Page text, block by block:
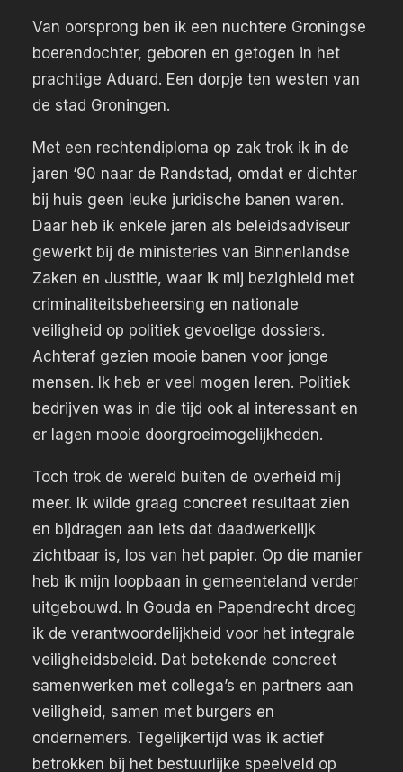
Van oorsprong ben ik een nuchtere Groningse
boerendochter, geboren en getogen in het
prachtige Aduard. Een dorpje ten westen van
de stad Groningen.
Met een rechtendiploma op zak trok ik in de
jaren ‘90 naar de Randstad, omdat er dichter
bij huis geen leuke juridische banen waren.
Daar heb ik enkele jaren als beleidsadviseur
gewerkt bij de ministeries van Binnenlandse
Zaken en Justitie, waar ik mij bezighield met
criminaliteitsbeheersing en nationale
veiligheid op politiek gevoelige dossiers.
Achteraf gezien mooie banen voor jonge
mensen. Ik heb er veel mogen leren. Politiek
bedrijven was in die tijd ook al interessant en
er lagen mooie doorgroeimogelijkheden.
Toch trok de wereld buiten de overheid mij
meer. Ik wilde graag concreet resultaat zien
en bijdragen aan iets dat daadwerkelijk
zichtbaar is, los van het papier. Op die manier
heb ik mijn loopbaan in gemeenteland verder
uitgebouwd. In Gouda en Papendrecht droeg
ik de verantwoordelijkheid voor het integrale
veiligheidsbeleid. Dat betekende concreet
samenwerken met collega’s en partners aan
veiligheid, samen met burgers en
ondernemers. Tegelijkertijd was ik actief
betrokken bij het bestuurlijke speelveld op